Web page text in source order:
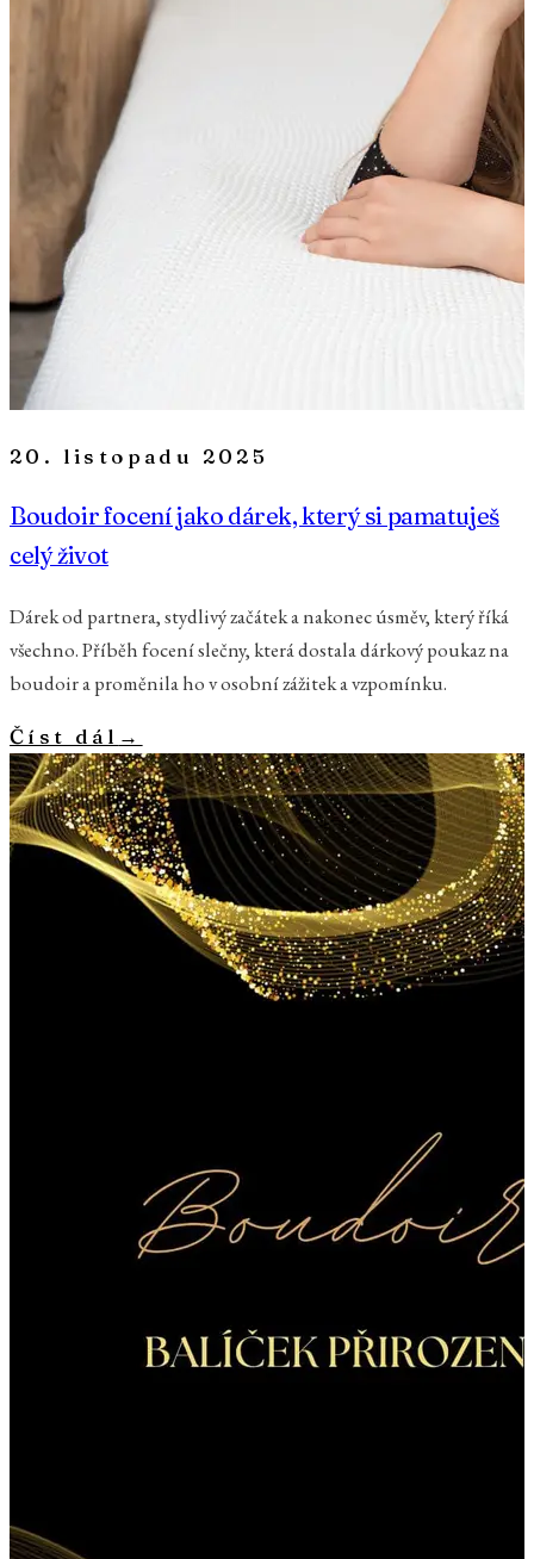
20. listopadu 2025
Boudoir focení jako dárek, který si pamatuješ
celý život
Dárek od partnera, stydlivý začátek a nakonec úsměv, který říká
všechno. Příběh focení slečny, která dostala dárkový poukaz na
boudoir a proměnila ho v osobní zážitek a vzpomínku.
Číst dál →